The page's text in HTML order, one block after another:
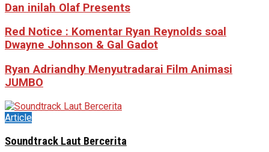
Dan inilah Olaf Presents
Red Notice : Komentar Ryan Reynolds soal
Dwayne Johnson & Gal Gadot
Ryan Adriandhy Menyutradarai Film Animasi
JUMBO
Article
Soundtrack Laut Bercerita